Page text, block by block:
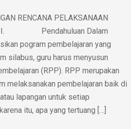
RENCANA PELAKSANAAN
I. Pendahuluan Dalam
pogram pembelajaran yang
silabus, guru harus menyusun
(RPP). RPP merupakan
melaksanakan pembelajaran baik di
lapangan untuk setiap
itu, apa yang tertuang […]